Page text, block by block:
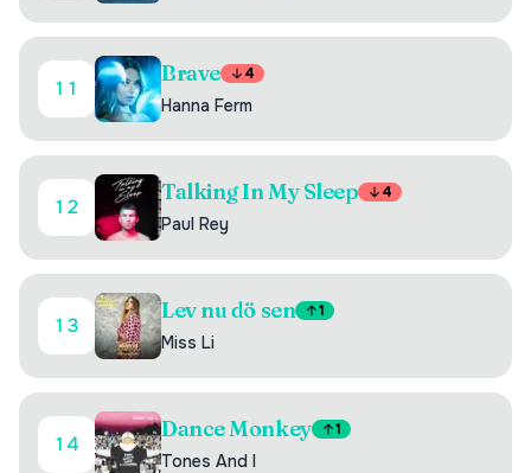
11
Brave 4
Hanna Ferm
12
Talking In My Sleep 4
Paul Rey
13
Lev nu dö sen 1
Miss Li
14
Dance Monkey 1
Tones And I